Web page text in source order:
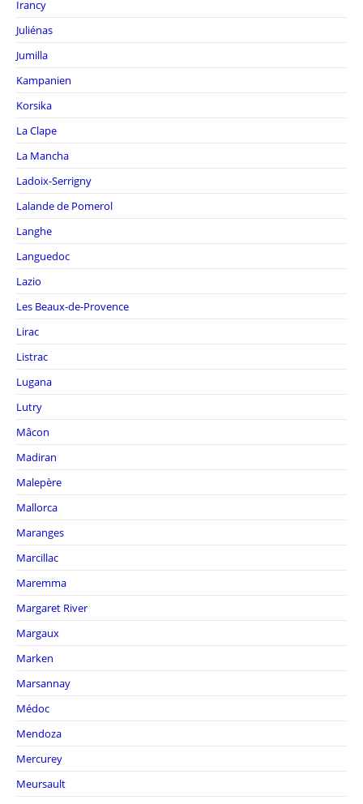
Irancy
Juliénas
Jumilla
Kampanien
Korsika
La Clape
La Mancha
Ladoix-Serrigny
Lalande de Pomerol
Langhe
Languedoc
Lazio
Les Beaux-de-Provence
Lirac
Listrac
Lugana
Lutry
Mâcon
Madiran
Malepère
Mallorca
Maranges
Marcillac
Maremma
Margaret River
Margaux
Marken
Marsannay
Médoc
Mendoza
Mercurey
Meursault